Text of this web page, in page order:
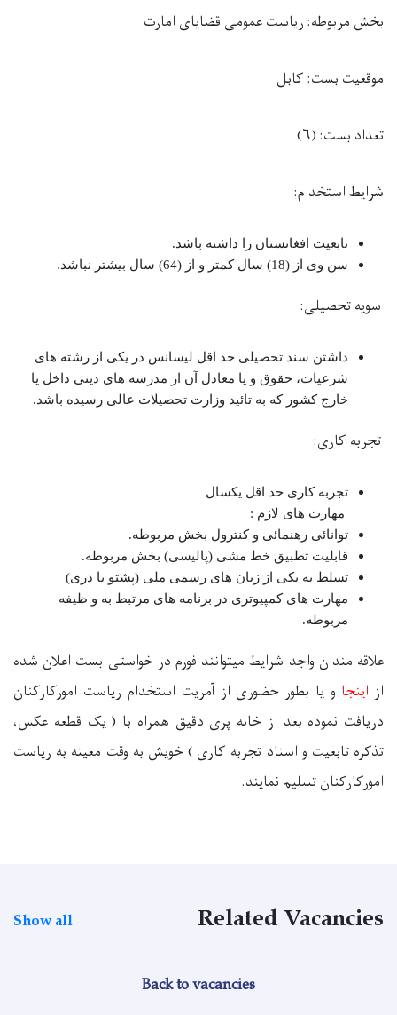
بخش مربوطه:ریاستعمومی قضایای امارت
موقعیت بست:کابل
تعداد بست:(۶)
شرایطاستخدام:
تابعیت افغانستان را داشته باشد.
سن وی از (18) سال کمتر و از (64) سال بیشتر نباشد.
سویه تحصیلی:
داشتن سند تحصیلی حد اقل لیسانس در یکی از رشته های
شرعیات، حقوق و یا معادل آن از مدرسه های دینی داخل یا
خارج کشور که به تائید وزارت تحصیلات عالی رسیده باشد.
تجربه کاری:
تجربه کاری حد اقل یکسال
مهارت های لازم :
توانائی رهنمائی و کنترول بخش مربوطه.
قابلیت تطبیق خط مشی (پالیسی) بخش مربوطه.
تسلط به یکی از زبان ‌های رسمی ملی (پشتو یا دری)
مهارت ‌های کمپیوتری در برنامه ‌های مرتبط به و ظیفه
مربوطه.
علاقه مندان واجد شرایط میتوانند فورم در خواستی بست اعلان شده
از اینجا و یا بطور حضوری از آمریت استخدام ریاست امورکارکنان
دریافت نموده بعد از خانه پری دقیق همراه با ( یک قطعه عکس،
تذکره تابعیت و اسناد تجربه کاری ) خویش به وقت معینه به ریاست
امورکارکنان تسلیم نمایند.
Related Vacancies
Show all
Back to vacancies